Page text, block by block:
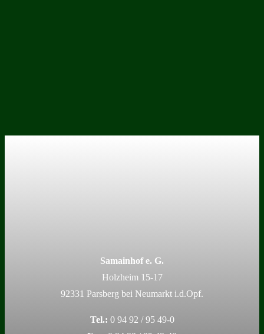
Samainhof e. G.
Holzheim 15-17
92331 Parsberg bei Neumarkt i.d.Opf.
Tel.: 0 94 92 / 95 49-0